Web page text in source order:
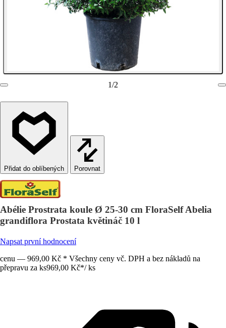
1/2
Porovnat
Abélie Prostrata koule Ø 25-30 cm FloraSelf Abelia
grandiflora Prostata květináč 10 l
Napsat první hodnocení
cenu — 969,00 Kč * Všechny ceny vč. DPH a bez nákladů na
přepravu za ks969,00 Kč*/ ks